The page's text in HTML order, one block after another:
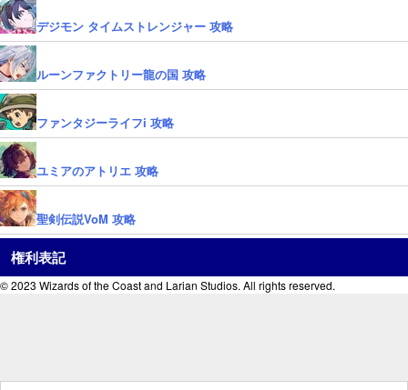
デジモン タイムストレンジャー 攻略
ルーンファクトリー龍の国 攻略
ファンタジーライフi 攻略
ユミアのアトリエ 攻略
聖剣伝説VoM 攻略
権利表記
© 2023 Wizards of the Coast and Larian Studios. All rights reserved.